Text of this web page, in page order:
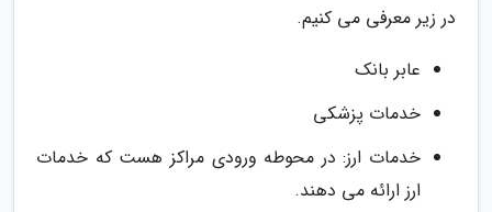
در زیر معرفی می کنیم.
عابر بانک
خدمات پزشکی
خدمات ارز: در محوطه ورودی مراکز هست که خدمات
ارز ارائه می دهند.